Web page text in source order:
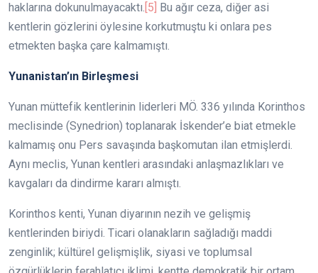
haklarına dokunulmayacaktı. [5]
Bu ağır ceza, diğer asi
kentlerin gözlerini öylesine korkutmuştu ki onlara pes
etmekten başka çare kalmamıştı.
Yunanistan’ın Birleşmesi
Yunan müttefik kentlerinin liderleri MÖ. 336 yılında Korinthos
meclisinde (Synedrion) toplanarak İskender’e biat etmekle
kalmamış onu Pers savaşında başkomutan ilan etmişlerdi.
Aynı meclis, Yunan kentleri arasındaki anlaşmazlıkları ve
kavgaları da dindirme kararı almıştı.
Korinthos kenti, Yunan diyarının nezih ve gelişmiş
kentlerinden biriydi. Ticari olanakların sağladığı maddi
zenginlik; kültürel gelişmişlik, siyasi ve toplumsal